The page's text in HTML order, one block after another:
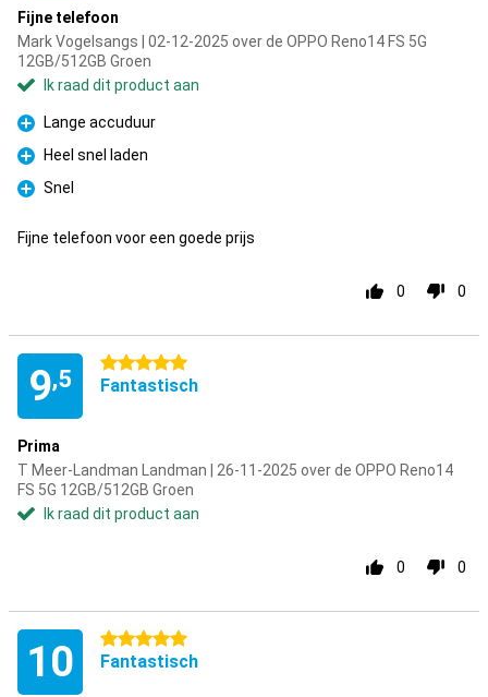
Fijne telefoon
Mark Vogelsangs | 02-12-2025 over de OPPO Reno14 FS 5G
12GB/512GB Groen
Ik raad dit product aan
Pluspunt
Lange accuduur
Pluspunt
Heel snel laden
Pluspunt
Snel
Fijne telefoon voor een goede prijs
0 0
9,5
5 sterren
Fantastisch
Prima
T Meer-Landman Landman | 26-11-2025 over de OPPO Reno14
FS 5G 12GB/512GB Groen
Ik raad dit product aan
0 0
10 5 sterren
Fantastisch